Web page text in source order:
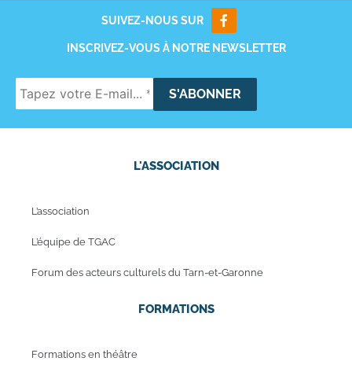
SUIVEZ-NOUS SUR
INSCRIVEZ-VOUS À NOTRE NEWSLETTER
L'ASSOCIATION
L’association
L’équipe de TGAC
Forum des acteurs culturels du Tarn-et-Garonne
FORMATIONS
Formations en théâtre